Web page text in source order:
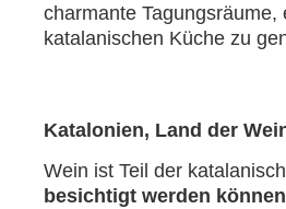
charmante
katalanischen Küche zu
Katalonien, Land der
Wein ist Teil der
besichtigt werden können